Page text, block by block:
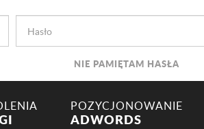
NIE PAMIĘTAM HASŁA
POZYCJONOWANIE
ADWORDS